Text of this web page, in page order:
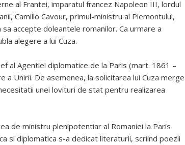
al Frantei, imparatul francez Napoleon III, lordul
Camillo Cavour, primul-ministru al Piemontului,
accepte doleantele romanilor. Ca urmare a
alegere a lui Cuza.
al Agentiei diplomatice de la Paris (mart. 1861 –
Unirii. De asemenea, la solicitarea lui Cuza merge
unei lovituri de stat pentru realizarea
de ministru plenipotentiar al Romaniei la Paris
si diplomatica s-a dedicat literaturii, scriind poezii